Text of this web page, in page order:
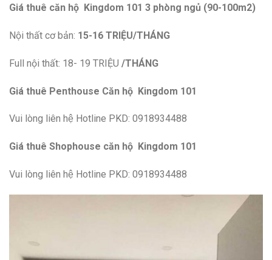
Giá thuê căn hộ Kingdom 101 3 phòng ngủ (90-100m2)
Nội thất cơ bản: 15-16 TRIỆU/THÁNG
Full nội thất: 18- 19 TRIỆU /THÁNG
Giá thuê Penthouse Căn hộ Kingdom 101
Vui lòng liên hệ Hotline PKD: 0918934488
Giá thuê Shophouse căn hộ Kingdom 101
Vui lòng liên hệ Hotline PKD: 0918934488